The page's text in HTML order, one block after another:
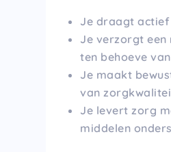
Je draagt
Je verzorgt
ten behoeve
Je maakt
van
Je levert zorg
middelen